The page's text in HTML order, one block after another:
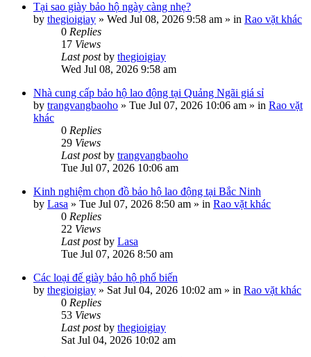
Tại sao giày bảo hộ ngày càng nhẹ?
by thegioigiay » Wed Jul 08, 2026 9:58 am » in Rao vặt khác
0 Replies
17 Views
Last postby thegioigiay
Wed Jul 08, 2026 9:58 am
Nhà cung cấp bảo hộ lao động tại Quảng Ngãi giá sỉ
by trangvangbaoho » Tue Jul 07, 2026 10:06 am » in Rao vặt
khác
0 Replies
29 Views
Last postby trangvangbaoho
Tue Jul 07, 2026 10:06 am
Kinh nghiệm chọn đồ bảo hộ lao động tại Bắc Ninh
by Lasa » Tue Jul 07, 2026 8:50 am » in Rao vặt khác
0 Replies
22 Views
Last postby Lasa
Tue Jul 07, 2026 8:50 am
Các loại đế giày bảo hộ phổ biến
by thegioigiay » Sat Jul 04, 2026 10:02 am » in Rao vặt khác
0 Replies
53 Views
Last postby thegioigiay
Sat Jul 04, 2026 10:02 am